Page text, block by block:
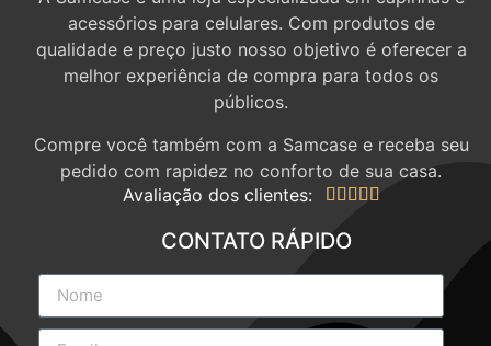
acessórios para celulares. Com produtos de
qualidade e preço justo nosso objetivo é oferecer a
melhor experiência de compra para todos os
públicos.
Compre você também com a Samcase e receba seu
pedido com rapidez no conforto de sua casa.
Avaliação dos clientes:
    
CONTATO RÁPIDO